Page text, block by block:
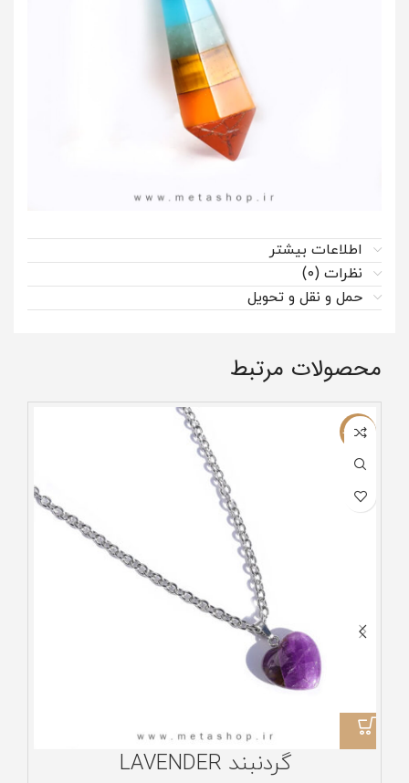
اطلاعات بیشتر
نظرات (0)
حمل و نقل و تحویل
محصولات مرتبط
ناموجود
گردنبند LAVENDER